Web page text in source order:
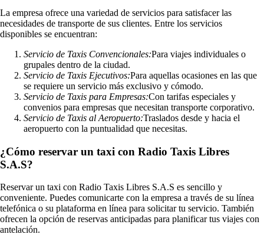
La empresa ofrece una variedad de servicios para satisfacer las
necesidades de transporte de sus clientes. Entre los servicios
disponibles se encuentran:
Servicio de Taxis Convencionales:Para viajes individuales o
grupales dentro de la ciudad.
Servicio de Taxis Ejecutivos:Para aquellas ocasiones en las que
se requiere un servicio más exclusivo y cómodo.
Servicio de Taxis para Empresas:Con tarifas especiales y
convenios para empresas que necesitan transporte corporativo.
Servicio de Taxis al Aeropuerto:Traslados desde y hacia el
aeropuerto con la puntualidad que necesitas.
¿Cómo reservar un taxi con Radio Taxis Libres
S.A.S?
Reservar un taxi con Radio Taxis Libres S.A.S es sencillo y
conveniente. Puedes comunicarte con la empresa a través de su línea
telefónica o su plataforma en línea para solicitar tu servicio. También
ofrecen la opción de reservas anticipadas para planificar tus viajes con
antelación.